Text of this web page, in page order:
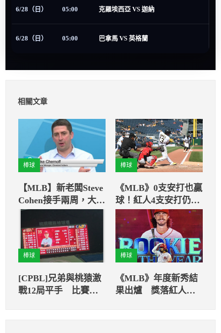
6/28（日） 05:00 克羅埃西亞 VS 迦納
6/28（日） 05:00 巴拿馬 VS 英格蘭
相關文章
棒球
【MLB】新老闆Steve
Cohen接手兩周，大都
會營運長會是誰
棒球
《MLB》0支安打也贏
球！紅人4支安打仍輸
0支安打的海盜
棒球
[CPBL]兄弟與桃猿激
戰12局平手 比賽跨
棒球
《MLB》年度新秀結
果出爐 獎落紅人印